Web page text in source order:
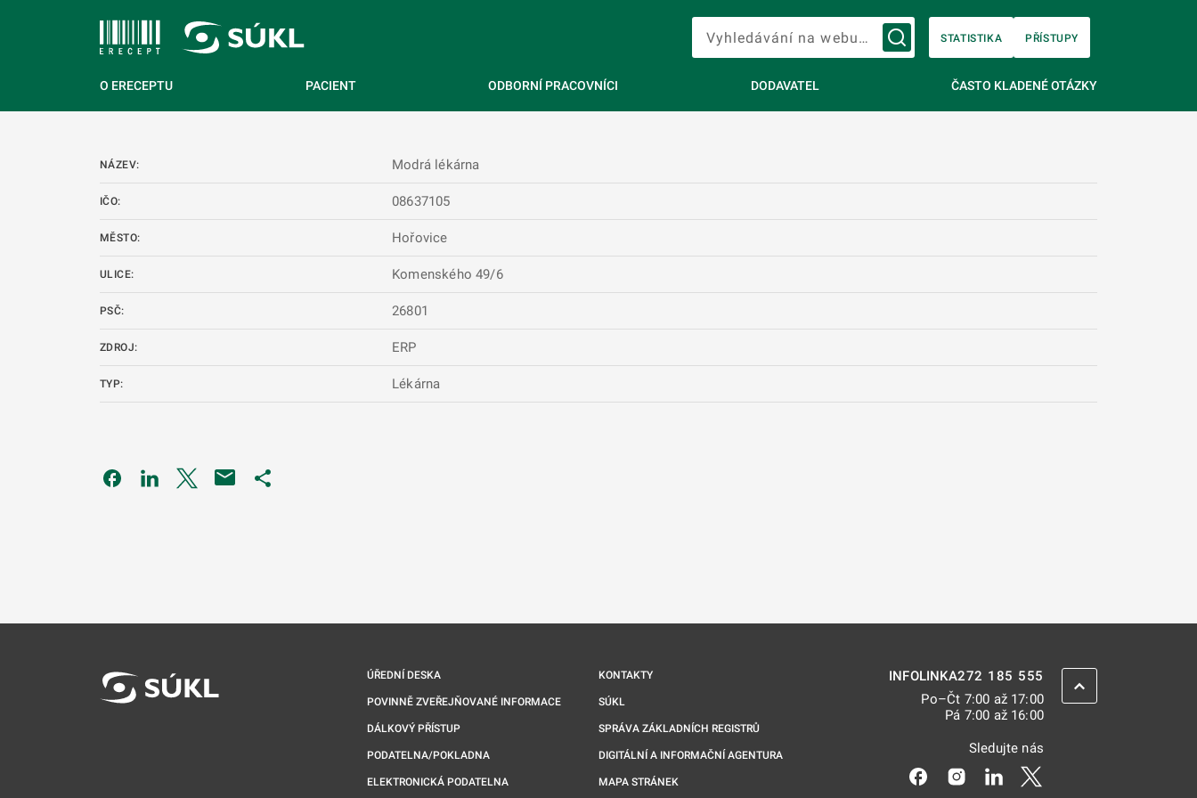
Vyhledávání na webu…
STATISTIKA PŘÍSTUPY
O ERECEPTU PACIENT ODBORNÍ PRACOVNÍCI DODAVATEL ČASTO KLADENÉ OTÁZKY
NÁZEV: Modrá lékárna
IČO: 08637105
MĚSTO: Hořovice
ULICE: Komenského 49/6
PSČ: 26801
ZDROJ: ERP
TYP: Lékárna
Odkaz se otevře na nové kartě
Odkaz se otevře na nové kartě
Odkaz se otevře na nové kartě
ÚŘEDNÍ DESKA
POVINNĚ ZVEŘEJŇOVANÉ INFORMACE
DÁLKOVÝ PŘÍSTUP
PODATELNA/POKLADNA
ELEKTRONICKÁ PODATELNA
KONTAKTY
SÚKL
SPRÁVA ZÁKLADNÍCH REGISTRŮ
DIGITÁLNÍ A INFORMAČNÍ AGENTURA
MAPA STRÁNEK
INFOLINKA272 185 555
Po–Čt 7:00 až 17:00
Pá 7:00 až 16:00
Sledujte nás
Odkaz se otevře na nové kartě
Odkaz se otevře na nové kartě
Odkaz se otevře na nové
ZPĚT NAHORU